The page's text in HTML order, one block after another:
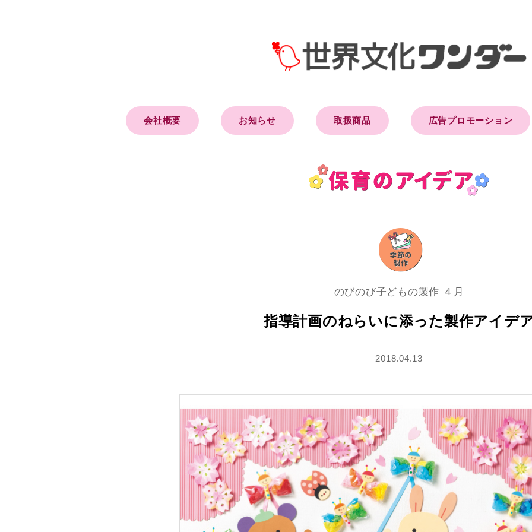
会社概要 お知らせ 取扱商品 広告プロモーション
のびのび子どもの製作 ４月
指導計画のねらいに添った製作アイデ
2018.04.13